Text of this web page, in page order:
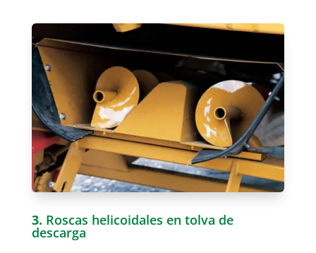
3. Roscas helicoidales en tolva de
descarga